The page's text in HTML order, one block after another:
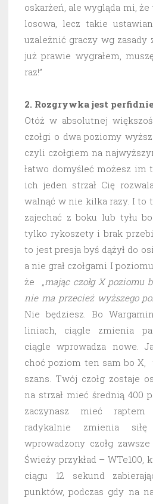
oskarżeń, ale wygląda mi,
losowa, lecz takie
uzależnić graczy wg zasady
już prawie wygrałem,
raz!”
2. Rozgrywka jest
Otóż w absolutnej
czołgi o dwa poziomy
czyli czołgiem na
łatwo domyśleć możesz im
ich jeden strzał Cię
walnąć w nie kilka razy. I to
zajechać z boku lub tyłu
tylko rykoszety i brak
to jest presja byś dążył do
a nie grał czołgami I
że „mając czołg X poziomu
nie ma przecież wyższego
Nie będziesz. Bo
liniach, ciągle zmienia
ciągle wprowadza nowe.
choć poziom ten sam bo
szans. Twój czołg zostaje
na strzał mieć średnią 400
zaczynasz mieć
radykalnie zmienia
wprowadzony czołg
Świeży przykład – WTe100,
ciągu 12 sekund
punktów, podczas gdy na